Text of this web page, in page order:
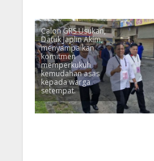
Calon GRS Usukan,
Datuk Japlin Akim,
menyampaikan
komitmen
memperkukuh
kemudahan asas
kepada warga
setempat.